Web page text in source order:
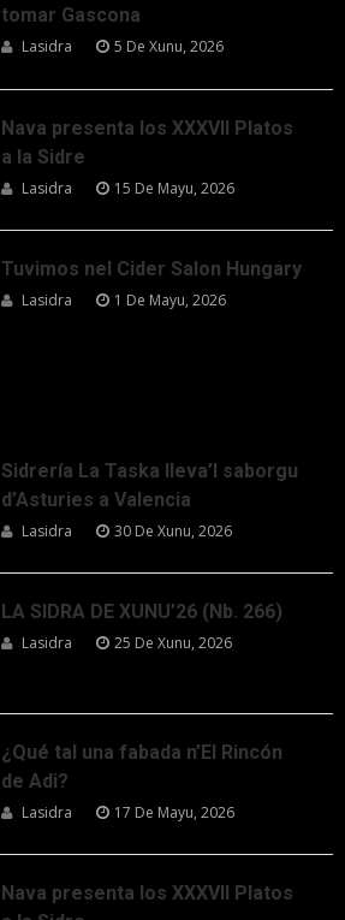
tomar Gascona
Lasidra 5 De Xunu, 2026
Nava presenta los XXXVII Platos
a la Sidre
Lasidra 15 De Mayu, 2026
Tuvimos nel Cider Salon Hungary
Lasidra 1 De Mayu, 2026
Sidrería La Taska lleva’l saborgu
d’Asturies a Valencia
Lasidra 30 De Xunu, 2026
LA SIDRA DE XUNU’26 (Nb. 266)
Lasidra 25 De Xunu, 2026
¿Qué tal una fabada n’El Rincón
de Adi?
Lasidra 17 De Mayu, 2026
Nava presenta los XXXVII Platos